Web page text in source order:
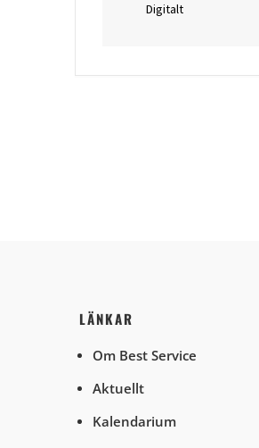
Digitalt
LÄNKAR
Om Best Service
Aktuellt
Kalendarium